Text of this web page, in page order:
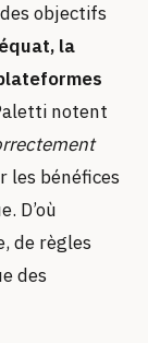
objectifs
la
notent
les bénéfices
D’où
de règles
des